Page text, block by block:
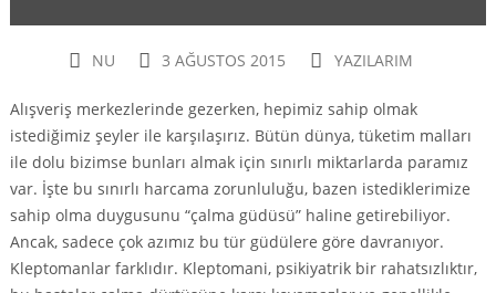
NU 3 AĞUSTOS 2015 YAZILARIM
Alışveriş merkezlerinde gezerken, hepimiz sahip olmak
istediğimiz şeyler ile karşılaşırız. Bütün dünya, tüketim malları
ile dolu bizimse bunları almak için sınırlı miktarlarda paramız
var. İşte bu sınırlı harcama zorunluluğu, bazen istediklerimize
sahip olma duygusunu “çalma güdüsü” haline getirebiliyor.
Ancak, sadece çok azımız bu tür güdülere göre davranıyor.
Kleptomanlar farklıdır. Kleptomani, psikiyatrik bir rahatsızlıktır,